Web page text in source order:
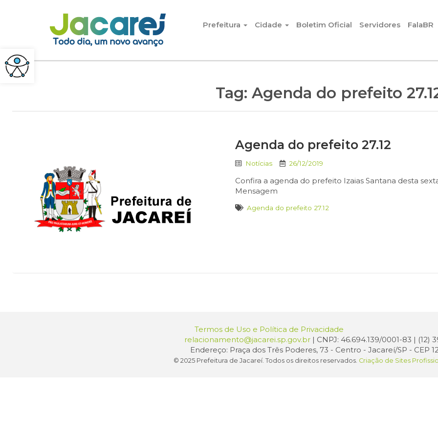
Pular para o conteúdo
Prefeitura
Cidade Boletim Oficial Servidores FalaBR
Tag: Agenda do prefeito
Agenda do prefeito 27.12
Notícias 26/12/2019
Confira a agenda do prefeito Izaias Santana desta
Mensagem
Agenda do prefeito 27.12
Termos de Uso e Política de Privacidade
relacionamento@jacarei.sp.gov.br | CNPJ: 46.694.139/0001-83 | (12)
Endereço: Praça dos Três Poderes, 73 - Centro - Jacareí/SP - CEP
© 2025 Prefeitura de Jacareí. Todos os direitos reservados. Criação de Sites